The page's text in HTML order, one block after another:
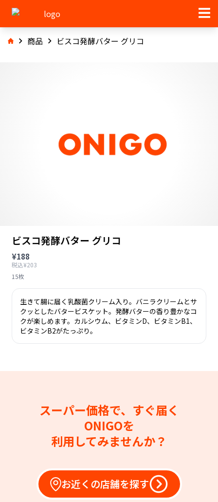
商品 ビスコ発酵バター グリコ
ビスコ発酵バター グリコ
¥188
税込¥203
15枚
生きて腸に届く乳酸菌クリーム入り。バニラクリームとサ
クッとしたバタービスケット。発酵バターの香り豊かなコ
クが楽しめます。カルシウム、ビタミンD、ビタミンB1、
ビタミンB2がたっぷり。
スーパー価格で、すぐ届く
ONIGOを
利用してみませんか？
お近くの店舗を探す